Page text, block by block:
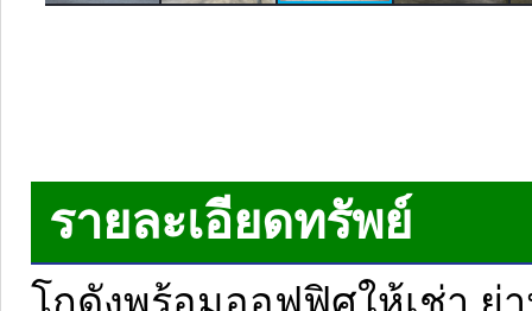
รายละเอียดทรัพย์
โกดังพร้อมออฟฟิศให้เช่า ย่